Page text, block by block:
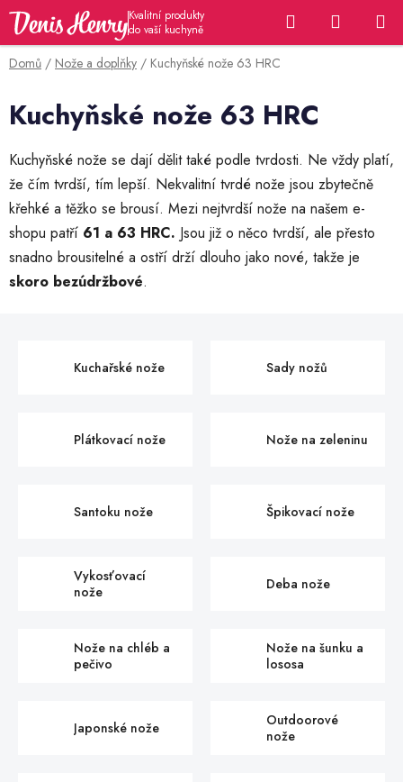
Přejít
obsah
Hledat
KOŠÍK
Domů / Nože a doplňky / Kuchyňské nože 63 HRC
Kuchyňské nože 63 HRC
Kuchyňské nože se dají dělit také podle tvrdosti. Ne vždy platí,
že čím tvrdší, tím lepší. Nekvalitní tvrdé nože jsou zbytečně
křehké a těžko se brousí. Mezi nejtvrdší nože na našem e-
shopu patří 61 a 63 HRC. Jsou již o něco tvrdší, ale přesto
snadno brousitelné a ostří drží dlouho jako nové, takže je
skoro bezúdržbové.
Kuchařské nože Sady nožů
Plátkovací nože Nože na zeleninu
Santoku nože Špikovací nože
Vykosťovací
nože
Deba nože
Nože na chléb a
pečivo
Nože na šunku a
lososa
Japonské nože
Outdoorové
nože